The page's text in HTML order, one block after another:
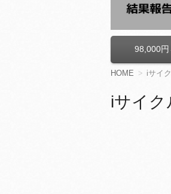
FX検
ン
テ
ツ
へ
98,000
HOME iサイ
iサイク